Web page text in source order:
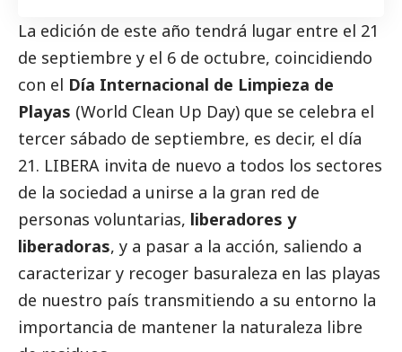
La edición de este año tendrá lugar entre el 21
de septiembre y el 6 de octubre, coincidiendo
con el Día Internacional de Limpieza de
Playas (World Clean Up Day) que se celebra el
tercer sábado de septiembre, es decir, el día
21. LIBERA invita de nuevo a todos los sectores
de la sociedad a unirse a la gran red de
personas voluntarias, liberadores y
liberadoras, y a pasar a la acción, saliendo a
caracterizar y recoger basuraleza en las playas
de nuestro país transmitiendo a su entorno la
importancia de mantener la naturaleza libre